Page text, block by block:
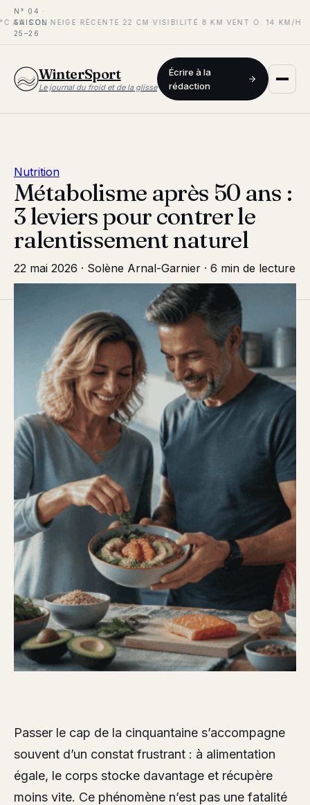
N° 04 ·
SAISON
25–26
AU COL·NEIGE RÉCENTE 22 CM· VISIBILITÉ 8 KM·VENT O. 14 KM/H·
WinterSport
Le journal du froid et de la glisse
Écrire à la
rédaction
Nutrition
Métabolisme après 50 ans :
3 leviers pour contrer le
ralentissement naturel
22 mai 2026 · Solène Arnal-Garnier · 6 min de lecture
Passer le cap de la cinquantaine s’accompagne
souvent d’un constat frustrant : à alimentation
égale, le corps stocke davantage et récupère
moins vite. Ce phénomène n’est pas une fatalité